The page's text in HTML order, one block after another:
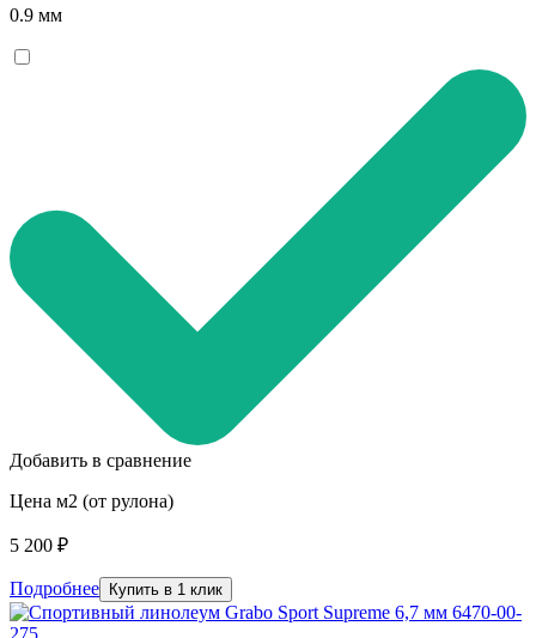
0.9 мм
Добавить в сравнение
Цена м2 (от рулона)
5 200 ₽
Подробнее Купить в 1 клик